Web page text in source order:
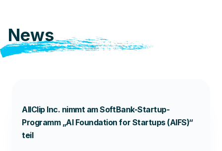
News
AllClip Inc. nimmt am SoftBank-Startup-
Programm „AI Foundation for Startups (AIFS)“
teil